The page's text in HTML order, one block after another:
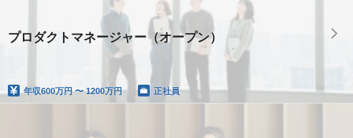
プロダクトマネージャー（オープン）
年収600万円 〜 1200万円 正社員